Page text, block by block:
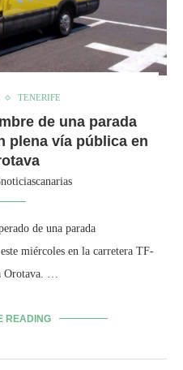
TENERIFE
de una parada
plena vía pública en
de una parada
miércoles en la carretera TF-
Orotava. …
READING